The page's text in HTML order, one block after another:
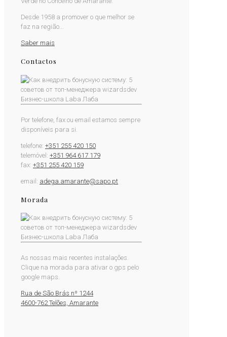
Desde 1958 a promover o que melhor se
faz na região...
Saber mais
Contactos
Por telefone, fax ou email estamos sempre
disponíveis para si.
telefone: +351 255 420 150
telemóvel: +351 964 617 179
fax: +351 255 420 159
email: adega.amarante@sapo.pt
Morada
As nossas mais recentes instalações.
Clique na morada para ativar o gps pelo
google maps.
Rua de São Brás nº 1244
4600-762 Telões, Amarante